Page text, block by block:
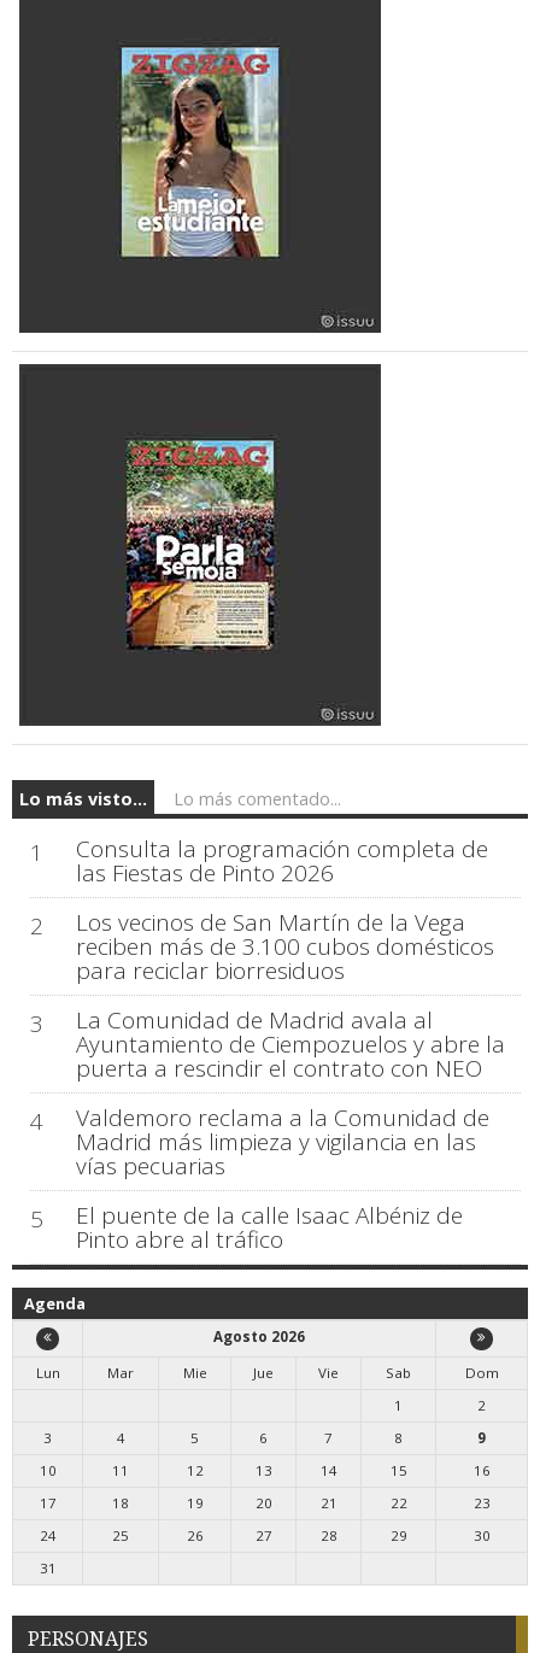
Lo más visto... Lo más comentado...
1 Consulta la programación completa de
las Fiestas de Pinto 2026
2
Los vecinos de San Martín de la Vega
reciben más de 3.100 cubos domésticos
para reciclar biorresiduos
3
La Comunidad de Madrid avala al
Ayuntamiento de Ciempozuelos y abre la
puerta a rescindir el contrato con NEO
4
Valdemoro reclama a la Comunidad de
Madrid más limpieza y vigilancia en las
vías pecuarias
5
El puente de la calle Isaac Albéniz de
Pinto abre al tráfico
Agenda
Agosto 2026
Lun
Mar Mie Jue Vie Sab
Dom
1
2
3
4 5 6 7 8
9
10
11 12 13 14 15
16
17
18 19 20 21 22
23
24
25 26 27 28 29
30
31
PERSONAJES